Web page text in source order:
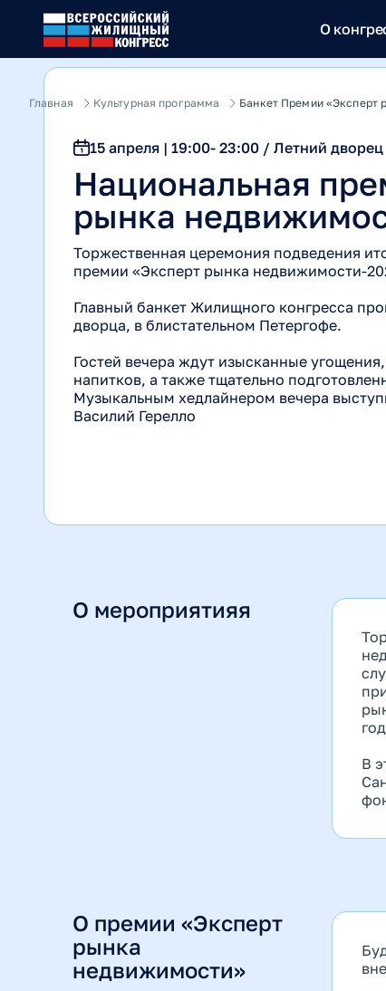
О
Главная Культурная программа Банкет Премии «Эксперт
15 апреля | 19:00- 23:00 / Летний дворец
Национальная
рынка
Торжественная церемония подведения
премии «Эксперт рынка недвижимости-
Главный банкет Жилищного конгресса
дворца, в блистательном Петергофе.
Гостей вечера ждут изысканные
напитков, а также тщательно
Музыкальным хедлайнером вечера
Василий Герелло
О мероприятияя
В
О премии «Эксперт
рынка
недвижимости»